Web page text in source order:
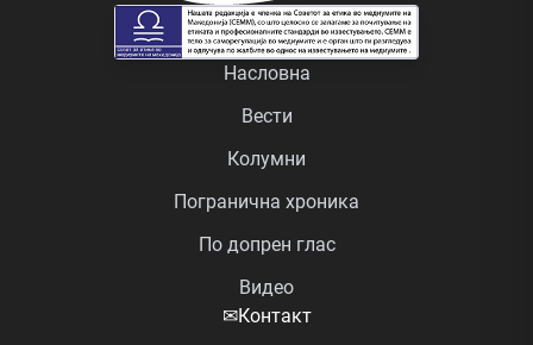
Насловна
Вести
Колумни
Погранична хроника
По допрен глас
Видео
✉Контакт